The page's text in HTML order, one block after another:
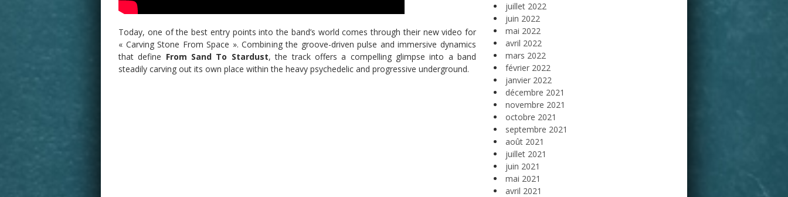
Today, one of the best entry points into the band’s world comes through their new video for
« Carving Stone From Space ». Combining the groove-driven pulse and immersive dynamics
that define From Sand To Stardust, the track offers a compelling glimpse into a band
steadily carving out its own place within the heavy psychedelic and progressive underground.
juillet 2022
juin 2022
mai 2022
avril 2022
mars 2022
février 2022
janvier 2022
décembre 2021
novembre 2021
octobre 2021
septembre 2021
août 2021
juillet 2021
juin 2021
mai 2021
avril 2021